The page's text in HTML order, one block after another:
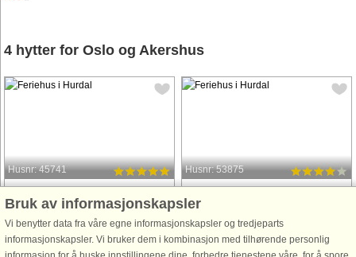
4 hytter for Oslo og Akershus
Husnr: 45741
8 personer, 91 m²
300 m til kyst.
Ny og flott, laftet tømmerhytte
Husnr: 53875
6 personer, 80 m²
700 m til kyst.
Flott tømmerhytte med usjenert og
Bruk av informasjonskapsler
Vi benytter data fra våre egne informasjonskapsler og tredjeparts
informasjonskapsler. Vi bruker dem i kombinasjon med tilhørende personlig